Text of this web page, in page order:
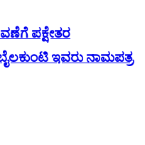
ಪಕ್ಷೇತರ
ಇವರು ನಾಮಪತ್ರ